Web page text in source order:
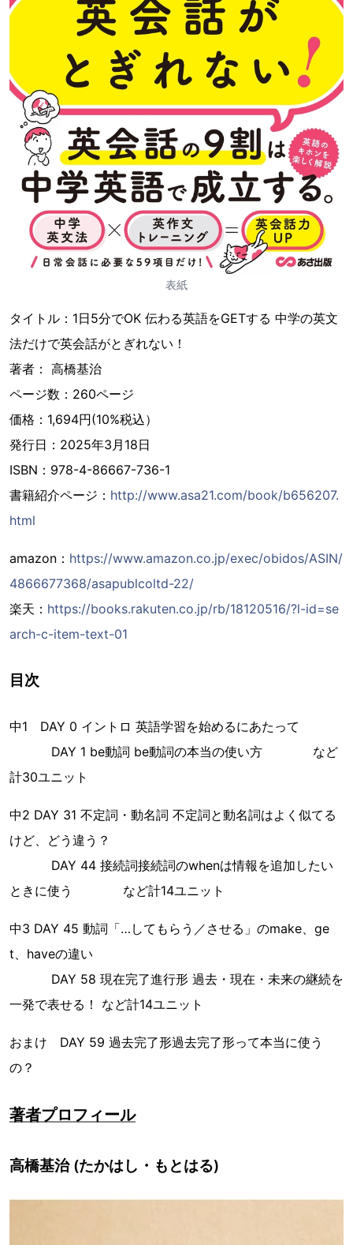
表紙
タイトル：1日5分でOK 伝わる英語をGETする 中学の英文
法だけで英会話がとぎれない！
著者： 高橋基治
ページ数：260ページ
価格：1,694円(10%税込）
発行日：2025年3月18日
ISBN：978-4-86667-736-1
書籍紹介ページ： http://www.asa21.com/book/b656207.
html
amazon： https://www.amazon.co.jp/exec/obidos/ASIN/
4866677368/asapublcoltd-22/
楽天： https://books.rakuten.co.jp/rb/18120516/?l-id=se
arch-c-item-text-01
目次
中1 DAY 0 イントロ 英語学習を始めるにあたって
DAY 1 be動詞 be動詞の本当の使い方 など
計30ユニット
中2 DAY 31 不定詞・動名詞 不定詞と動名詞はよく似てる
けど、どう違う？
DAY 44 接続詞接続詞のwhenは情報を追加したい
ときに使う など計14ユニット
中3 DAY 45 動詞「…してもらう／させる」のmake、ge
t、haveの違い
DAY 58 現在完了進行形 過去・現在・未来の継続を
一発で表せる！ など計14ユニット
おまけ DAY 59 過去完了形過去完了形って本当に使う
の？
著者プロフィール
高橋基治 (たかはし・もとはる)